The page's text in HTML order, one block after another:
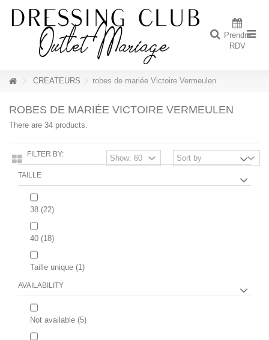
Prendre
RDV
CREATEURS robes de mariée Victoire Vermeulen
ROBES DE MARIÉE VICTOIRE VERMEULEN
There are 34 products.
FILTER BY:
TAILLE
38 (22)
40 (18)
Taille unique (1)
AVAILABILITY
Not available (5)